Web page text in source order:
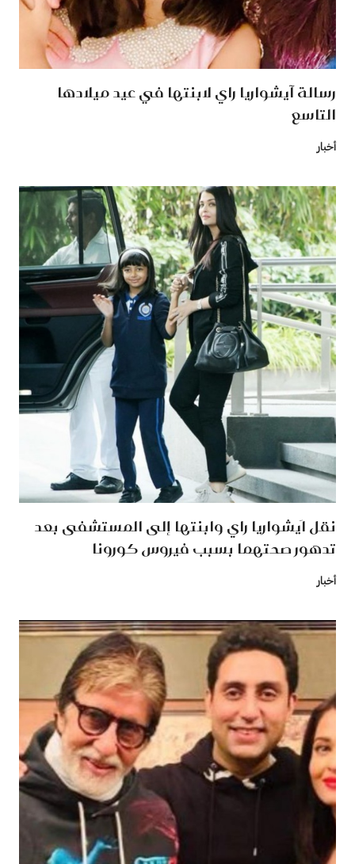
رسالة آيشواريا راي لابنتها في عيد ميلادها
التاسع
أخبار
نقل اَيشواريا راي وابنتها إلى المستشفى بعد
تدهور صحتهما بسبب فيروس كورونا
أخبار